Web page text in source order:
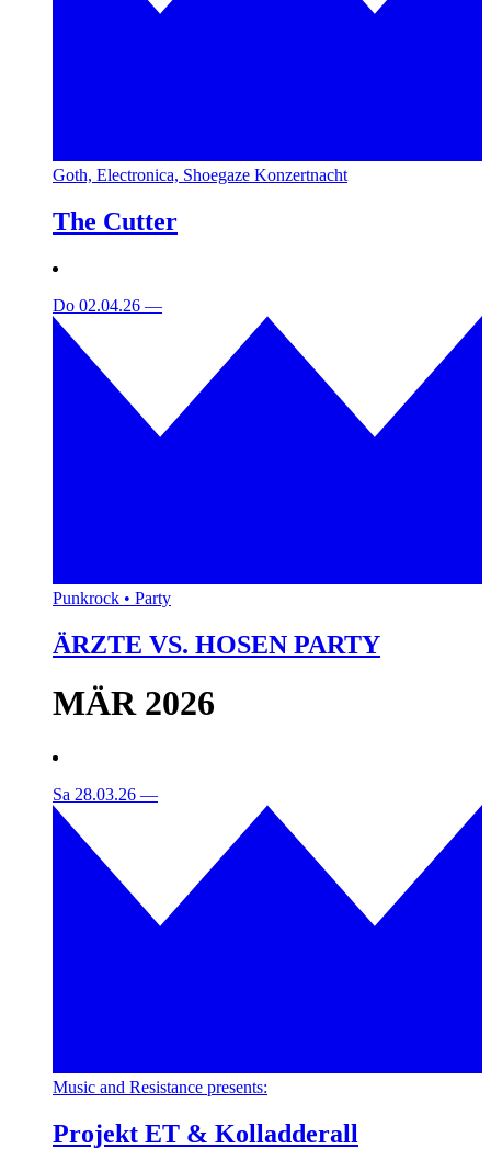
Goth, Electronica, Shoegaze Konzertnacht
The Cutter
Do 02.04.26 —
Punkrock • Party
ÄRZTE VS. HOSEN PARTY
MÄR 2026
Sa 28.03.26 —
Music and Resistance presents:
Projekt ET & Kolladderall